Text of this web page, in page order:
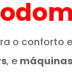
o conforto
, e